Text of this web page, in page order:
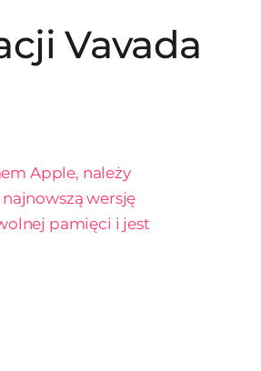
Vavada
Apple, należy
wersję
pamięci i jest